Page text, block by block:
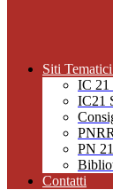
Siti Tematici
IC 21
IC21
PNRR
PN
Contatti